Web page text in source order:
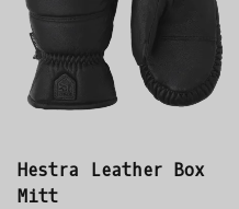
Hestra Leather Box
Mitt